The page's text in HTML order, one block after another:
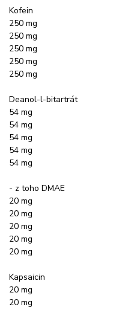
Kofein
250 mg
250 mg
250 mg
250 mg
250 mg
Deanol-l-bitartrát
54 mg
54 mg
54 mg
54 mg
54 mg
- z toho DMAE
20 mg
20 mg
20 mg
20 mg
20 mg
Kapsaicin
20 mg
20 mg